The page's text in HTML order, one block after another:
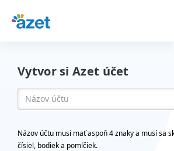
Vytvor si Azet účet
Názov účtu musí mať aspoň 4 znaky a musí sa
čísiel, bodiek a pomlčiek.